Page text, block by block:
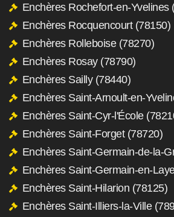
Enchères Rochefort-en-Yvelines
Enchères Rocquencourt (78150)
Enchères Rolleboise (78270)
Enchères Rosay (78790)
Enchères Sailly (78440)
Enchères Saint-Arnoult-en-
Enchères Saint-Cyr-l'École
Enchères Saint-Forget (78720)
Enchères Saint-Germain-de-la-
Enchères Saint-Germain-en-
Enchères Saint-Hilarion (78125)
Enchères Saint-Illiers-la-Ville